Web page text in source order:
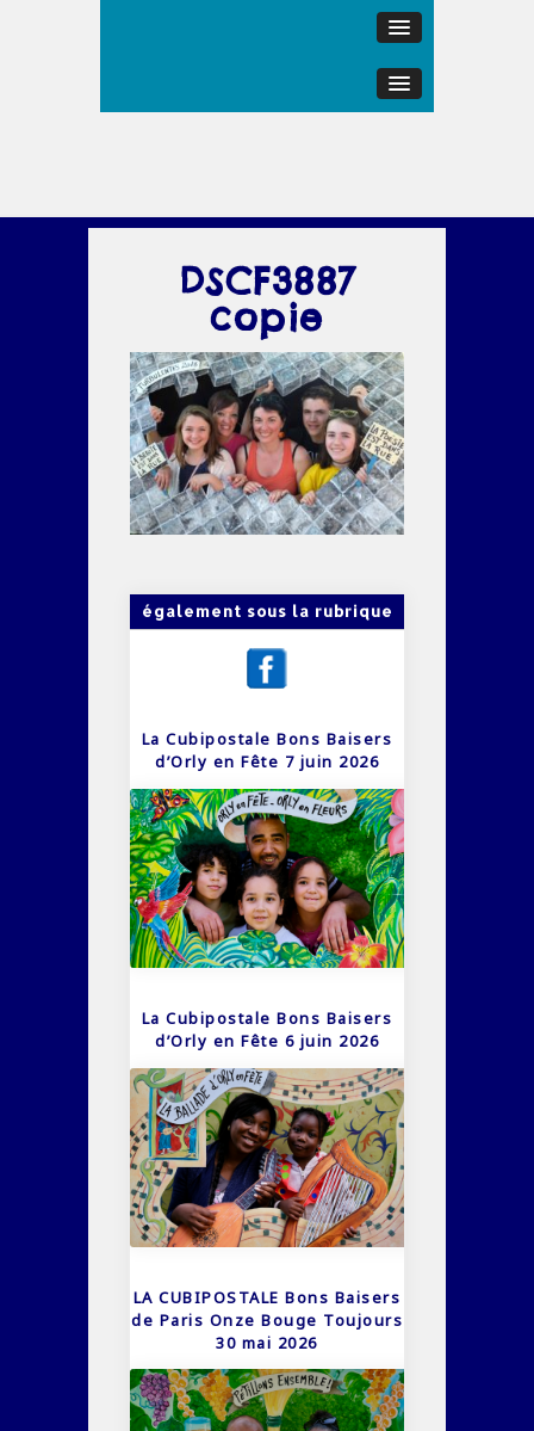
DSCF3887
copie
également sous la rubrique
La Cubipostale Bons Baisers
d’Orly en Fête 7 juin 2026
La Cubipostale Bons Baisers
d’Orly en Fête 6 juin 2026
LA CUBIPOSTALE Bons Baisers
de Paris Onze Bouge Toujours
30 mai 2026